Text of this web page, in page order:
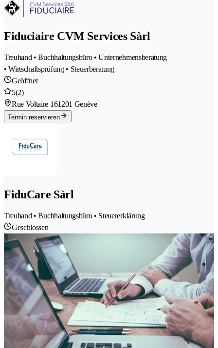
Fiduciaire CVM Services Sàrl
Treuhand • Buchhaltungsbüro • Unternehmensberatung
• Wirtschaftsprüfung • Steuerberatung
Geöffnet
5(2)
Rue Voltaire 161201 Genève
Termin reservieren
FiduCare Sàrl
Treuhand • Buchhaltungsbüro • Steuererklärung
Geschlossen